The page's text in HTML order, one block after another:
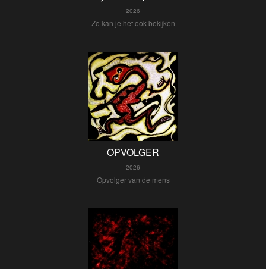
2026
Zo kan je het ook bekijken
OPVOLGER
2026
Opvolger van de mens